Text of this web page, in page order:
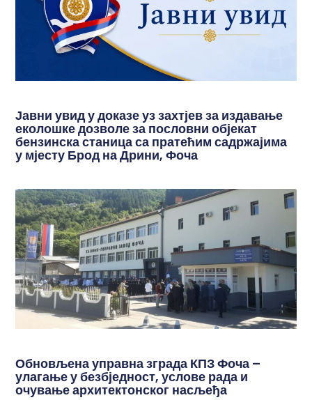
Јавни увид у доказе уз захтјев за издавање
еколошке дозволе за пословни објекат
бензинска станица са пратећим садржајима
у мјесту Брод на Дрини, Фоча
Обновљена управна зграда КПЗ Фоча –
улагање у безбједност, услове рада и
очување архитектонског насљеђа